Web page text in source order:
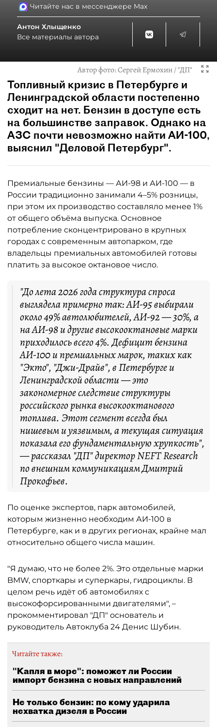
Читайте нас в мессенджере Max
Антон Хлыщенко
Все материалы автора
Автор фото:Сергей Ермохин / "ДП"
Топливный кризис в Петербурге и
Ленинградской области постепенно
сходит на нет. Бензин в доступе есть
на большинстве заправок. Однако на
АЗС почти невозможно найти АИ-100,
выяснил "Деловой Петербург".
Премиальные бензины — АИ-98 и АИ-100 — в
России традиционно занимали 4–5% розницы,
при этом их производство составляло менее 1%
от общего объёма выпуска. Основное
потребление сконцентрировано в крупных
городах с современным автопарком, где
владельцы премиальных автомобилей готовы
платить за высокое октановое число.
"До лета 2026 года структура спроса
выглядела примерно так: АИ-95 выбирали
около 49% автолюбителей, АИ-92 — 30%, а
на АИ-98 и другие высокооктановые марки
приходилось всего 4%. Дефицит бензина
АИ-100 и премиальных марок, таких как
"Экто", "Джи-Драйв", в Петербурге и
Ленинградской области — это
закономерное следствие структуры
российского рынка высокооктанового
топлива. Этот сегмент всегда был
нишевым и уязвимым, а текущая ситуация
показала его фундаментальную хрупкость",
— рассказал "ДП" директор NEFT Research
по внешним коммуникациям Дмитрий
Прокофьев.
По оценке экспертов, парк автомобилей,
которым жизненно необходим АИ-100 в
Петербурге, как и в других регионах, крайне мал
относительно общего числа машин.
"Я думаю, что не более 2%. Это отдельные марки
BMW, спорткары и суперкары, гидроциклы. В
целом речь идёт об автомобилях с
высокофорсированными двигателями", –
прокомментировал "ДП" основатель и
руководитель Автоклуба 24 Денис Шубин.
Читайте также:
"Капля в море": поможет ли России
импорт бензина с новых направлений
Не только бензин: по кому ударила
нехватка дизеля в России